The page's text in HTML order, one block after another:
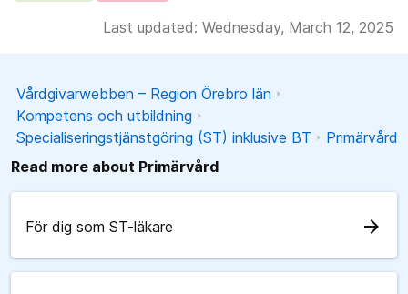
Last updated: Wednesday, March 12, 2025
Vårdgivarwebben – Region Örebro län
Kompetens och utbildning
Specialiseringstjänstgöring (ST) inklusive BT
Primärvård
Read more about Primärvård
För dig som ST-läkare arrow_forward